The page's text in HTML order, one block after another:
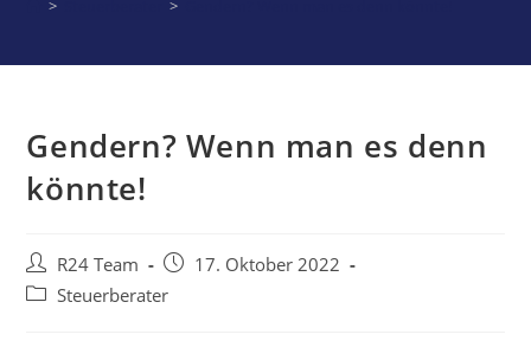
> >
Gendern? Wenn man es denn
könnte!
Beitrags-
Autor:
R24 Team
Beitrag
veröffentlicht:
17. Oktober 2022
Beitrags-
Steuerberater